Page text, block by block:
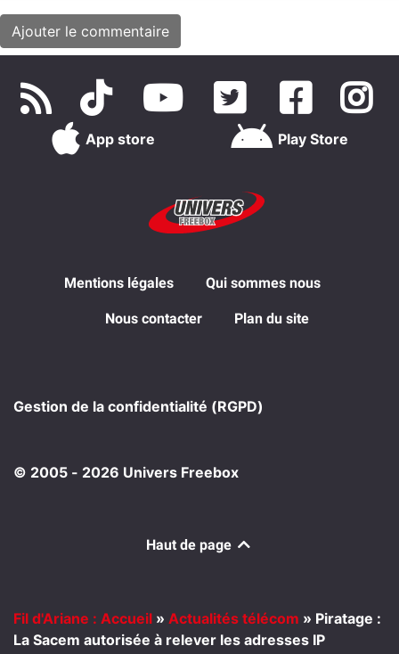
App store Play Store
Mentions légales Qui sommes nous
Nous contacter Plan du site
Gestion de la confidentialité (RGPD)
© 2005 - 2026 Univers Freebox
Haut de page
Fil d'Ariane : Accueil » Actualités télécom » Piratage :
La Sacem autorisée à relever les adresses IP